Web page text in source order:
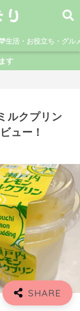
生活・お役立ち・グル
す
ルクプリン
ュー！